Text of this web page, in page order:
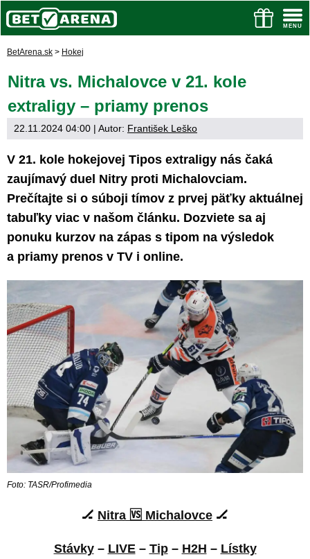
BetArena.sk > Hokej
Nitra vs. Michalovce v 21. kole
extraligy – priamy prenos
22.11.2024 04:00 | Autor: František Leško
V 21. kole hokejovej Tipos extraligy nás čaká
zaujímavý duel Nitry proti Michalovciam.
Prečítajte si o súboji tímov z prvej päťky aktuálnej
tabuľky viac v našom článku. Dozviete sa aj
ponuku kurzov na zápas s tipom na výsledok
a priamy prenos v TV i online.
Foto: TASR/Profimedia
🏒 Nitra 🆚 Michalovce 🏒
Stávky– LIVE– Tip– H2H – Lístky